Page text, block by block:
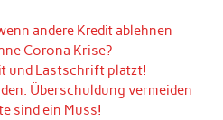
andere Kredit ablehnen
Corona Krise?
und Lastschrift platzt!
Überschuldung vermeiden
sind ein Muss!